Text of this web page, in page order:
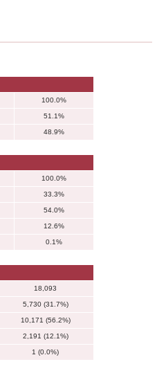
100.0%
51.1%
48.9%
100.0%
33.3%
54.0%
12.6%
0.1%
18,093
5,730 (31.7%)
10,171 (56.2%)
2,191 (12.1%)
1 (0.0%)